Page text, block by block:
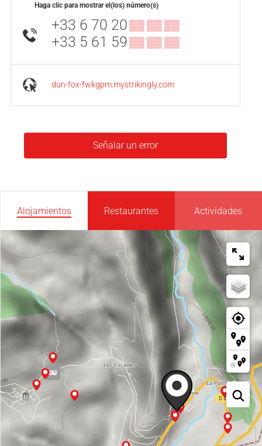
Haga clic para mostrar el(los) número(s)
+33 6 70 20▒▒ ▒▒ ▒▒
+33 5 61 59▒▒ ▒▒ ▒▒
dun-fox-fwkgpm.mystrikingly.com
Señalar un error
Alojamientos Restaurantes Actividades